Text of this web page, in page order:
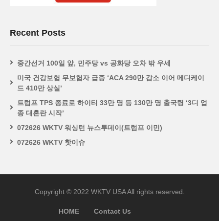
Recent Posts
중간선거 100일 앞, 민주당 vs 공화당 오차 밖 우세
미국 건강보험 무보험자 급증 ‘ACA 290만 감소 이어 메디케이
드 410만 상실’
트럼프 TPS 종료로 하이티 33만 명 등 130만 명 출국령 ‘3디 업
종 대혼란 시작’
072626 WKTV 워싱턴 뉴스투데이(트럼프 이민)
072626 WKTV 핫이슈
Copyright © 2022 WKTV USA All rights reserved.
HOME Contact Us